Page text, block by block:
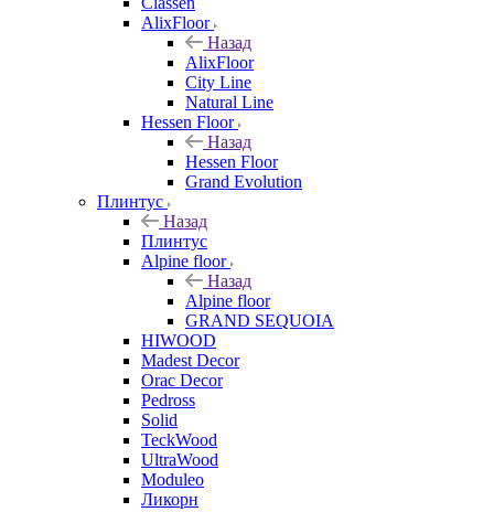
AlixFloor
Назад
AlixFloor
City Line
Natural Line
Hessen Floor
Назад
Hessen Floor
Grand Evolution
Плинтус
Назад
Плинтус
Alpine floor
Назад
Alpine floor
GRAND SEQUOIA
HIWOOD
Madest Decor
Orac Decor
Pedross
Solid
TeckWood
UltraWood
Moduleo
Ликорн